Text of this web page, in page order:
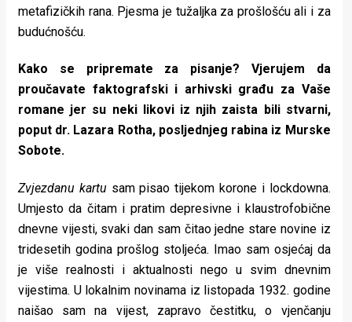
metafizičkih rana. Pjesma je tužaljka za prošlošću ali i za
budućnošću.
Kako se pripremate za pisanje? Vjerujem da
proučavate faktografski i arhivski građu za Vaše
romane jer su neki likovi iz njih zaista bili stvarni,
poput dr. Lazara Rotha, posljednjeg rabina iz Murske
Sobote.
Zvjezdanu kartu sam pisao tijekom korone i lockdowna.
Umjesto da čitam i pratim depresivne i klaustrofobične
dnevne vijesti, svaki dan sam čitao jedne stare novine iz
tridesetih godina prošlog stoljeća. Imao sam osjećaj da
je više realnosti i aktualnosti nego u svim dnevnim
vijestima. U lokalnim novinama iz listopada 1932. godine
naišao sam na vijest, zapravo čestitku, o vjenčanju